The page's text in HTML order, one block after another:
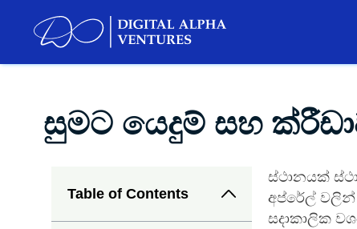
සුමට යෙදුම් සහ
Table of Contents
ස්ථානයක්
අප්රේල් වලින්
සදාකාලික